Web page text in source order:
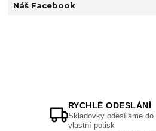
Náš Facebook
RYCHLÉ ODESLÁNÍ
Skladovky odesíláme do
vlastní potisk